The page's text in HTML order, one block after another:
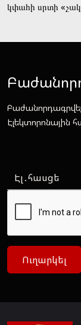
կփահի սրտի
Էլեկտորոնային
Ուղարկել